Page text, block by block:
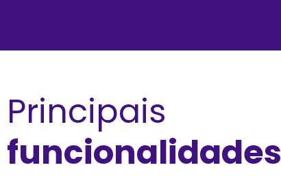
Principais
funcionalidades